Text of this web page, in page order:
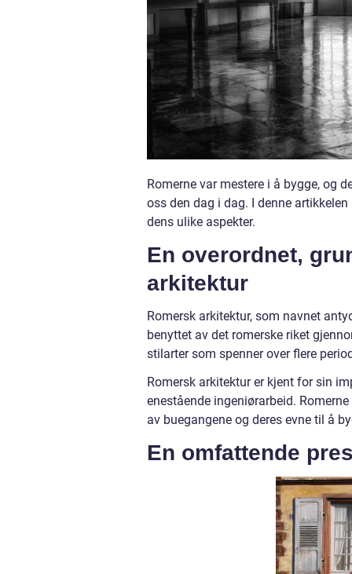
Romerne var mestere i å bygge, og
oss den dag i dag. I denne
dens ulike aspekter.
En overordnet,
arkitektur
Romersk arkitektur, som navnet
benyttet av det romerske riket
stilarter som spenner over flere
Romersk arkitektur er kjent for sin
enestående ingeniørarbeid.
av buegangene og deres evne til å
En omfattende